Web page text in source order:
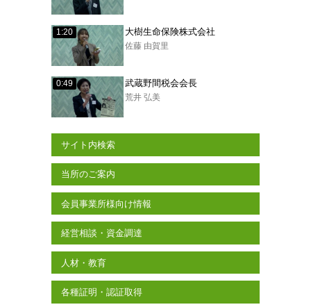
1:20 大樹生命保険株式会社
佐藤 由賀里
0:49 武蔵野間税会会長
荒井 弘美
サイト内検索
当所のご案内
会員事業所様向け情報
経営相談・資金調達
人材・教育
各種証明・認証取得